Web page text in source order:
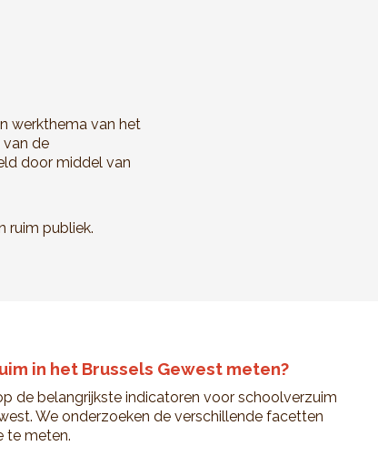
werkthema van het
van de
door middel van
ruim publiek.
in het Brussels Gewest meten?
de belangrijkste indicatoren voor schoolverzuim
We onderzoeken de verschillende facetten
te meten.